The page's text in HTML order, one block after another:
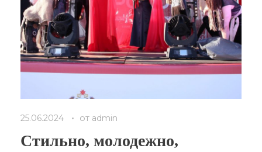
25.06.2024 от admin
Стильно, молодежно,